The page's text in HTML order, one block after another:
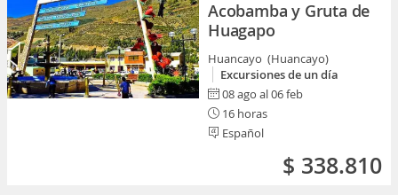
Acobamba y Gruta de
Huagapo
Huancayo (Huancayo)
Excursiones de un día
08 ago al 06 feb
16 horas
Español
$ 338.810